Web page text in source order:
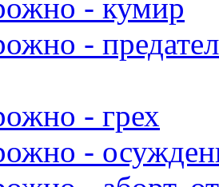
- кумир
-
- грех
-